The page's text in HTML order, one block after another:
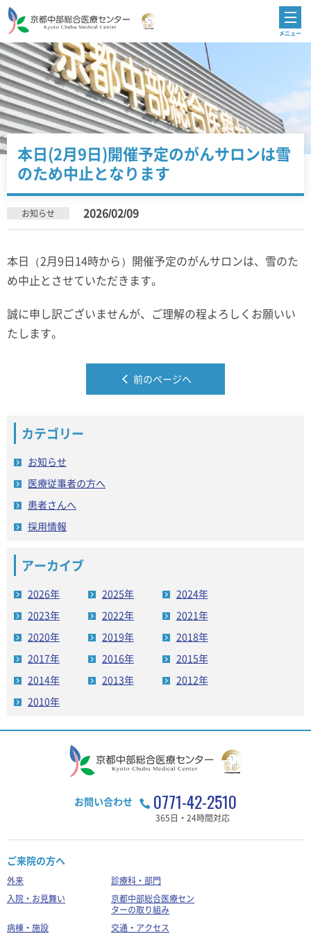
本日(2月9日)開催予定のがんサロンは雪
のため中止となります
お知らせ 2026/02/09
本日（2月9日14時から）開催予定のがんサロンは、雪のた
め中止とさせていただきます。
誠に申し訳ございませんが、ご理解の程よろしくお願いい
たします。
前のページへ
カテゴリー
お知らせ
医療従事者の方へ
患者さんへ
採用情報
アーカイブ
2026年 2025年
2024年
2023年
2022年
2021年
2020年
2019年
2018年
2017年
2016年
2015年
2014年
2013年
2012年
2010年
お問い合わせ 0771-42-2510
365日・24時間対応
ご来院の方へ
外来
診療科・部門
入院・お見舞い
京都中部総合医療セン
ターの取り組み
病棟・施設
交通・アクセス